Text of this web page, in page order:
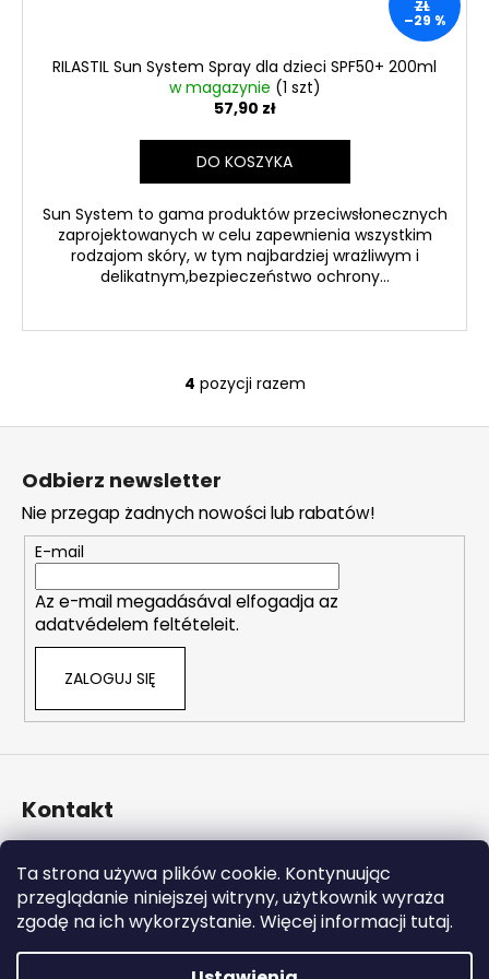
Ta strona używa plików cookie. Kontynuując
przeglądanie niniejszej witryny, użytkownik wyraża
zgodę na ich wykorzystanie. Więcej informacji tutaj.
ZŁ
–29 %
RILASTIL Sun System Spray dla dzieci SPF50+ 200ml
w magazynie (1 szt)
57,90 zł
DO KOSZYKA
Sun System to gama produktów przeciwsłonecznych
zaprojektowanych w celu zapewnienia wszystkim
rodzajom skóry, w tym najbardziej wrażliwym i
delikatnym,bezpieczeństwo ochrony...
K
o
o
l
k
i
l
4 pozycji razem
S
Odbierz newsletter
Nie przegap żadnych nowości lub rabatów!
E-mail
Az e-mail megadásával elfogadja az
adatvédelem feltételeit.
ZALOGUJ SIĘ
Kontakt
https://www.facebook.com/naturalzenpl